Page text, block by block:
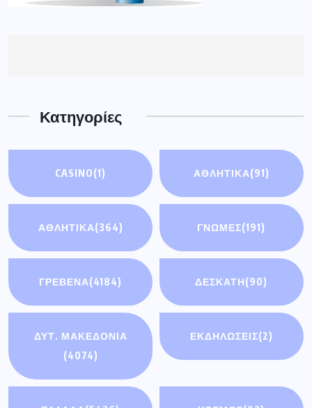
Κατηγορίες
CASINO(1) ΑΘΛΗΤΙΚΆ(91)
ΑΘΛΗΤΙΚΑ(364) ΓΝΩΜΕΣ(191)
ΓΡΕΒΕΝΑ(4184) ΔΕΣΚΑΤΗ(90)
ΔΥΤ. ΜΑΚΕΔΟΝΙΑ
(4074)
ΕΚΔΗΛΩΣΕΙΣ(2)